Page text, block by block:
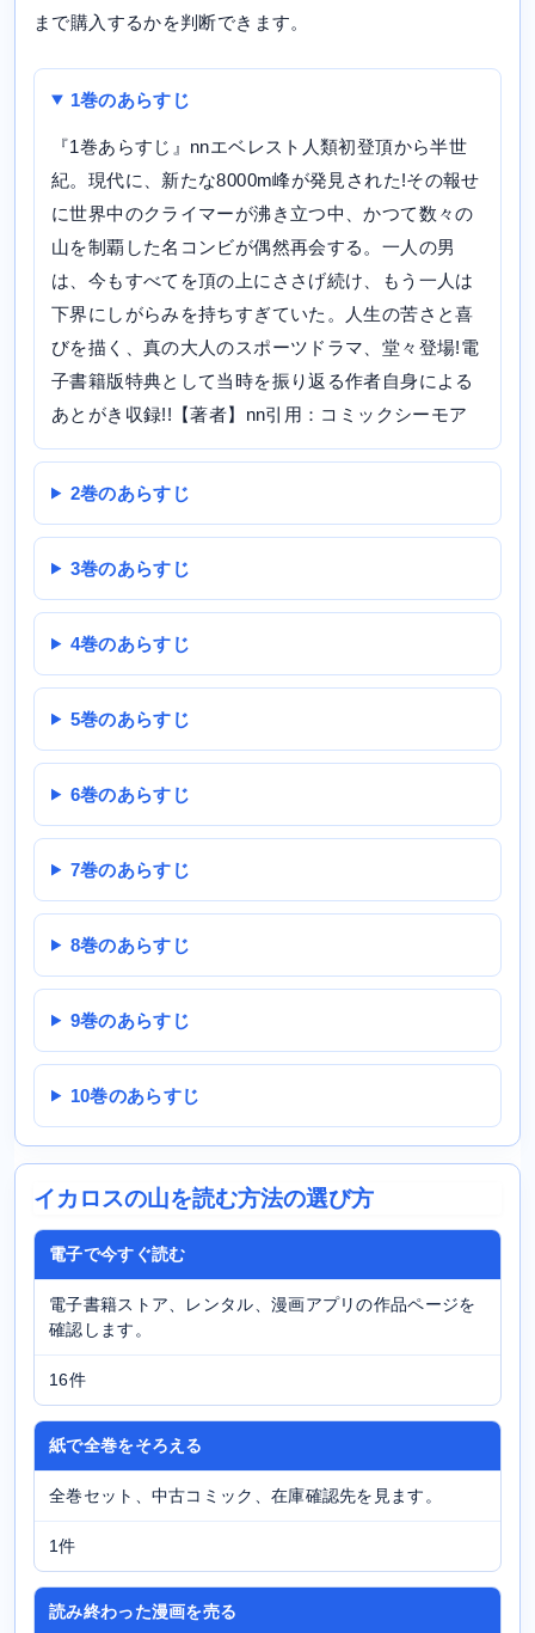
まで購入するかを判断できます。
1巻のあらすじ
『1巻あらすじ』nnエベレスト人類初登頂から半世
紀。現代に、新たな8000m峰が発見された!その報せ
に世界中のクライマーが沸き立つ中、かつて数々の
山を制覇した名コンビが偶然再会する。一人の男
は、今もすべてを頂の上にささげ続け、もう一人は
下界にしがらみを持ちすぎていた。人生の苦さと喜
びを描く、真の大人のスポーツドラマ、堂々登場!電
子書籍版特典として当時を振り返る作者自身による
あとがき収録!!【著者】nn引用：コミックシーモア
2巻のあらすじ
3巻のあらすじ
4巻のあらすじ
5巻のあらすじ
6巻のあらすじ
7巻のあらすじ
8巻のあらすじ
9巻のあらすじ
10巻のあらすじ
イカロスの山を読む方法の選び方
電子で今すぐ読む
電子書籍ストア、レンタル、漫画アプリの作品ページを
確認します。
16件
紙で全巻をそろえる
全巻セット、中古コミック、在庫確認先を見ます。
1件
読み終わった漫画を売る